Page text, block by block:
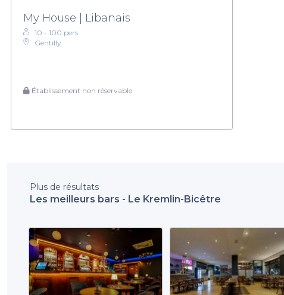
My House | Libanais
10 - 100 pers.
Gentilly
Établissement non réservable
Plus de résultats
Les meilleurs bars - Le Kremlin-Bicêtre